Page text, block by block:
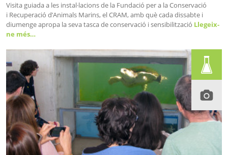
Visita guiada a les instal·lacions de la Fundació per a la Conservació
i Recuperació d’Animals Marins, el CRAM, amb què cada dissabte i
diumenge apropa la seva tasca de conservació i sensibilització Llegeix-
ne més…